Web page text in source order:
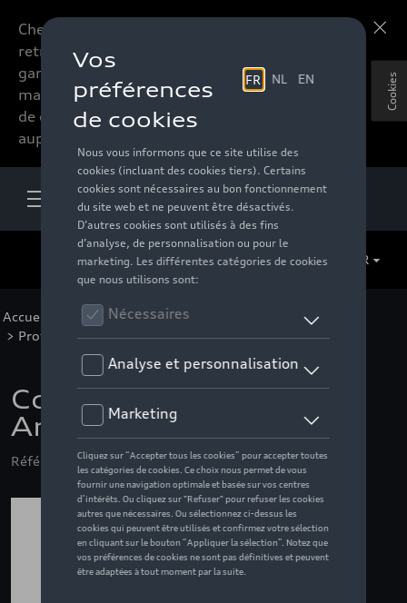
Chers accessoires-lovers,
retrouvez dorénavant toute la
gamme d’accessoires de votre
marque préférée sous forme
de catalogue à commander
auprès de votre distributeur.
FR
Accueil Pour votre Audi > Confort et protection
> Protection de clés > Détail
Couvercle de clé avec
Anneaux Audi, noir
Référence: 8W0071208 Y9T
Cookies